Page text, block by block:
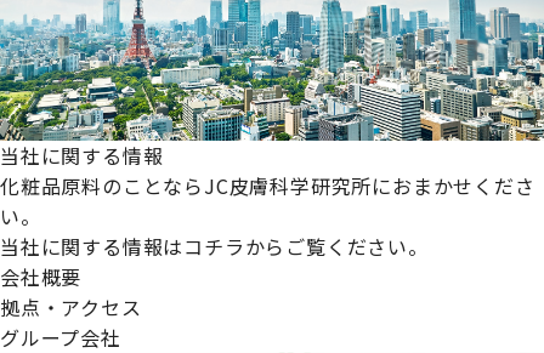
当社に関する情報
化粧品原料のことならJC皮膚科学研究所におまかせくださ
い。
当社に関する情報はコチラからご覧ください。
会社概要
拠点・アクセス
グループ会社